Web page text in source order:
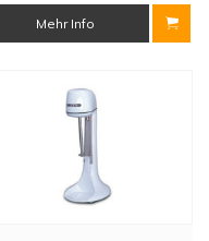
Mehr Info